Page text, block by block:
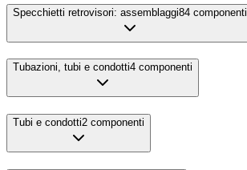
Specchietti retrovisori: assemblaggi84 componenti
Tubazioni, tubi e condotti4 componenti
Tubi e condotti2 componenti